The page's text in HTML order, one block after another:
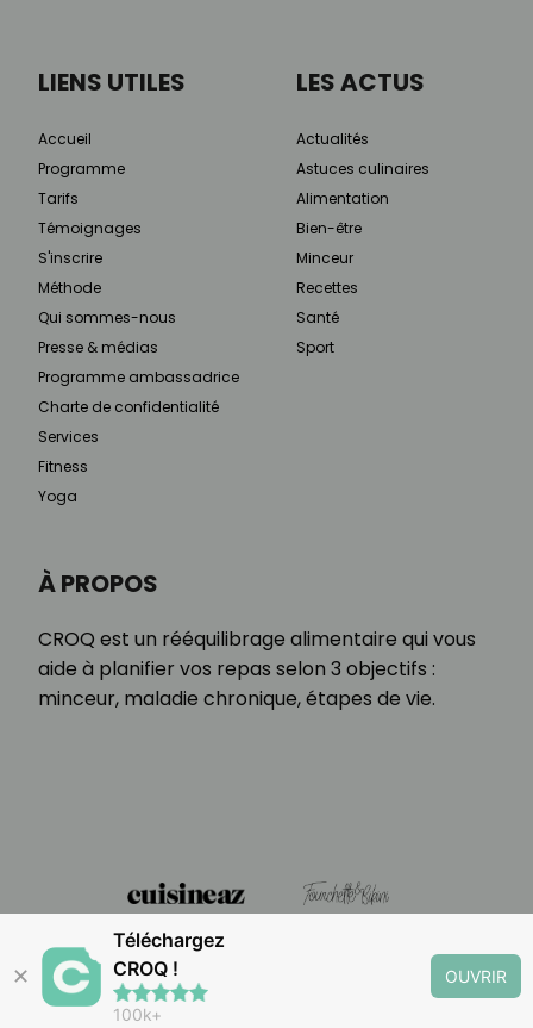
À PROPOS
CROQ est un rééquilibrage alimentaire qui vous
aide à planifier vos repas selon 3 objectifs :
minceur, maladie chronique, étapes de vie.
LIENS UTILES
Accueil
Programme
Tarifs
Témoignages
S'inscrire
Méthode
Qui sommes-nous
Presse & médias
Programme ambassadrice
Charte de confidentialité
Services
Fitness
Yoga
LES ACTUS
Actualités
Astuces culinaires
Alimentation
Bien-être
Minceur
Recettes
Santé
Sport
✕
Téléchargez
CROQ !
100k+
OUVRIR